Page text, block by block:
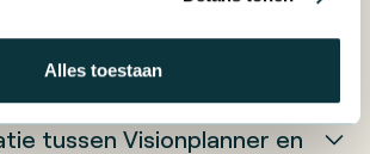
Alles toestaan
tussen Visionplanner en